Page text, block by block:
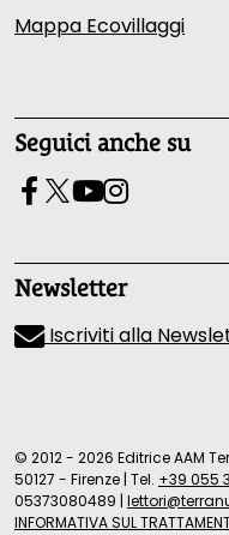
Mappa Ecovillaggi
Seguici anche su
Newsletter
Iscriviti alla
© 2012 - 2026 Editrice AAM
50127 - Firenze | Tel. +39 055
05373080489 |
INFORMATIVA SUL